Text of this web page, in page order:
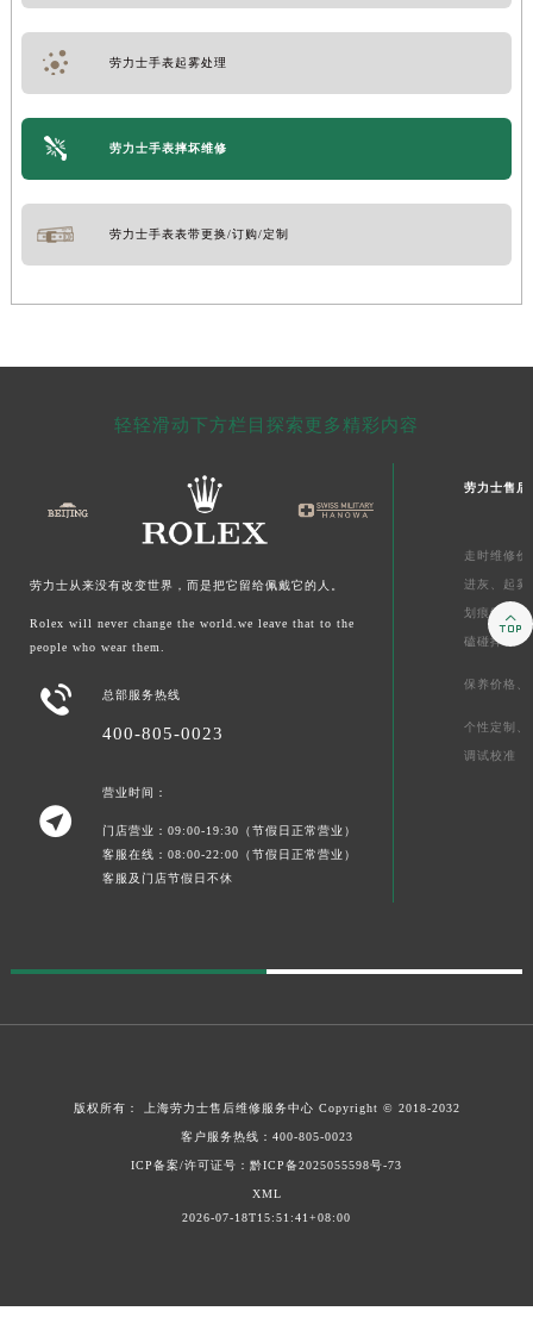
劳力士手表起雾处理
劳力士手表摔坏维修
劳力士手表表带更换/订购/定制
轻轻滑动下方栏目探索更多精彩内容
劳力士从来没有改变世界，而是把它留给佩戴它的人。
Rolex will never change the world.we leave that to the
people who wear them.
 总部服务热线
400-805-0023

营业时间：
门店营业：09:00-19:30（节假日正常营业）
客服在线：08:00-22:00（节假日正常营业）
客服及门店节假日不休
劳力士售后
走时维修价
进灰、 起雾
划痕维修价
磕碰摔坏
保养价格、
个性定制、
调试校准
版权所有： 上海劳力士售后维修服务中心 Copyright © 2018-2032
客户服务热线： 400-805-0023
ICP备案/许可证号：黔ICP备2025055598号-73
XML
2026-07-18T15:51:41+08:00
